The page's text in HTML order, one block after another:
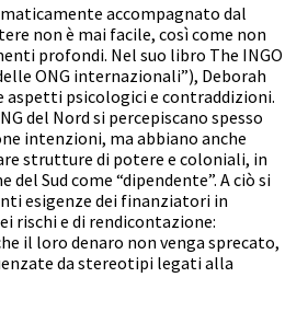
accompagnato dal
non è mai facile, così come non
profondi. Nel suo libro The INGO
ONG internazionali”), Deborah
aspetti psicologici e contraddizioni.
del Nord si percepiscano spesso
intenzioni, ma abbiano anche
strutture di potere e coloniali, in
del Sud come “dipendente”. A ciò si
esigenze dei finanziatori in
rischi e di rendicontazione:
il loro denaro non venga sprecato,
da stereotipi legati alla